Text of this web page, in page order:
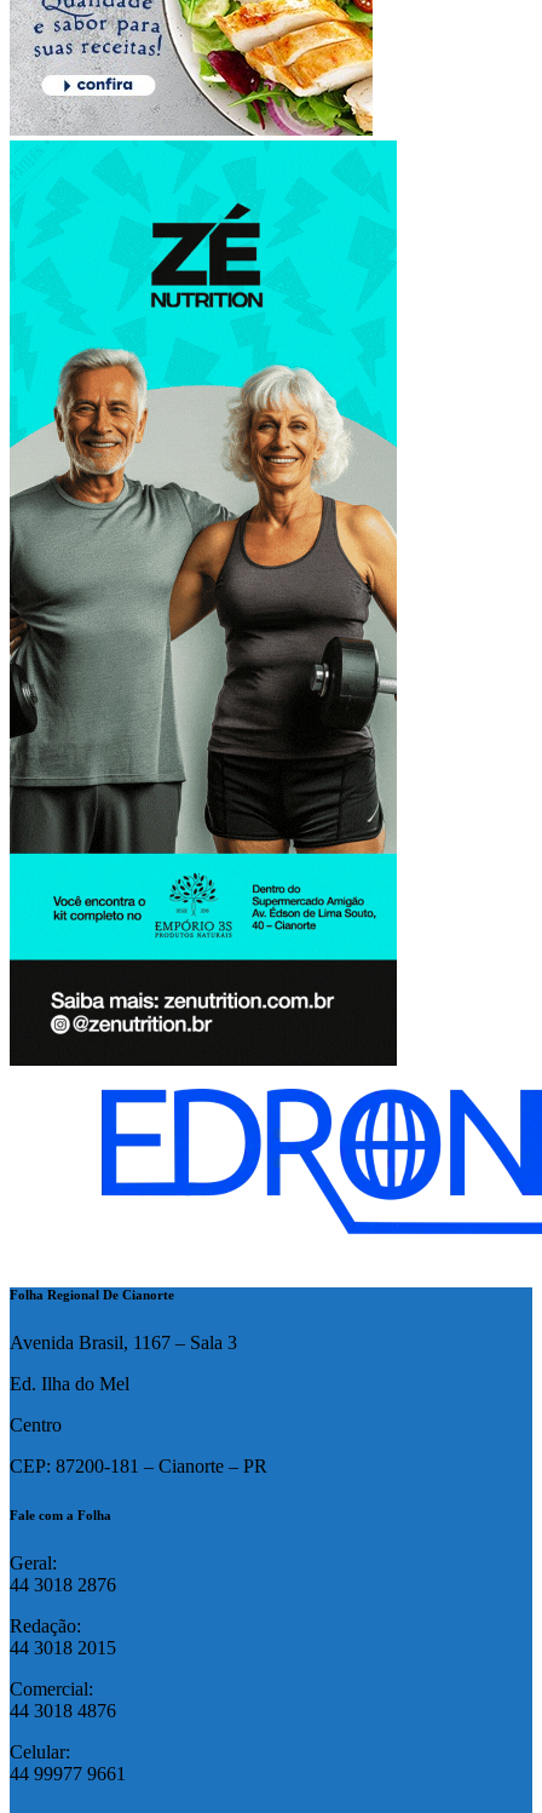
Folha Regional De Cianorte
Avenida Brasil, 1167 – Sala 3
Ed. Ilha do Mel
Centro
CEP: 87200-181 – Cianorte – PR
Fale com a Folha
Geral:
44 3018 2876
Redação:
44 3018 2015
Comercial:
44 3018 4876
Celular:
44 99977 9661